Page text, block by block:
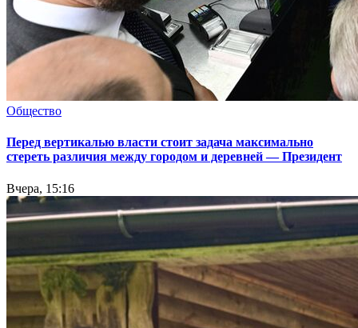
Общество
Перед вертикалью власти стоит задача максимально
стереть различия между городом и деревней — Президент
Вчера, 15:16